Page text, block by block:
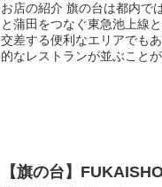
お店の紹介 旗の台は都内で
と蒲田をつなぐ東急池上線
交差する便利なエリアでも
的なレストランが並ぶことが
【旗の台】